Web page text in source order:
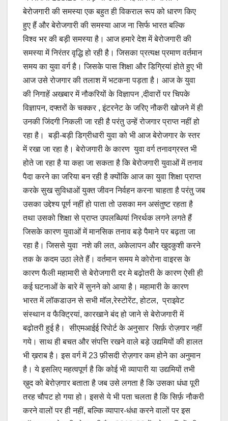
बेरोजगारी की समस्या एक बहुत ही विकराल रूप को धारण किए
हुए हैं और बेरोजगारी की समस्या आज ना सिर्फ भारत बल्कि
विश्व भर की बड़ी समस्या है। आज हमारे देश में बेरोजगारी की
समस्या में निरंतर वृद्धि हो रही है। जिसका प्रत्यक्ष प्रमाण वर्तमान
समय का युवा वर्ग है। जिसके पास शिक्षा और डिग्रियां होते हुए भी
आज उसे रोजगार की तलाश में भटकना पड़ता है। आज के युवा
की निगाहें अखबार में नौकरियों के विज्ञापन ,दीवारों पर चिपके
विज्ञापन, दफ्तरों के चक्कर , इंटरनेट के जरिए नौकरी खोजने में ही
उनकी जिंदगी निकली जा रही है परंतु उन्हें रोजगार प्राप्त नहीं हो
रहा है। बड़ी-बड़ी डिग्रीधारी युवा को भी आज बेरोजगार के स्तर
में रखा जा रहा है। बेरोजगारी के कारण युवा वर्ग तनावग्रस्त भी
होते जा रहा है या कहा जा सकता है कि बेरोजगारी युवाओं में तनाव
पैदा करने का जरिया बन रही है क्योंकि आज का युवा शिक्षा प्राप्त
करके सुख सुविधाओं युक्त जीवन निर्वहन करना चाहता है परंतु जब
उसका उद्देश्य पूर्ण नहीं हो पाता तो उसका मन असंतुष्ट रहता है
तथा उसको शिक्षा से प्राप्त उपलब्धियां निरर्थक लगने लगते हैं
जिसके कारण युवाओं में मानसिक तनाव बड़े पैमाने पर बढ़ता जा
रहा है। जिससे युवा नशे की लत, अकेलापन और खुदकुशी करने
तक के कदम उठा लेते हैं। वर्तमान समय मे कोरोना वाइरस के
कारण फैली महामारी से बेरोजगारी दर मे बढ़ोतरी के कारण ऐसी ही
कई घटनाओं के बारे में सुनने को आया है। महामारी के कारण
भारत में लॉकडाउन से सभी मॉल,रेस्टोरेंट, होटल, प्राइवेट
संस्थान व फैक्ट्रियां, कारखाने बंद हो जाने से बेरोजगारी में
बढ़ोतरी हुई है। सीएमआईई रिपोर्ट के अनुसार सिर्फ़ रोज़गार नहीं
गये। साथ ही बचत और संपत्ति रखने वाले बड़े उद्यमियों की हालत
भी ख़राब है। इस वर्ग में 23 फ़ीसदी रोज़गार कम होने का अनुमान
है। ये इसलिए महत्वपूर्ण है कि कोई भी व्यापारी या उद्यमियों तभी
ख़ुद को बेरोज़गार बताता है जब उसे लगता है कि उसका धंधा पूरी
तरह चौपट हो गया हो। इससे ये भी पता चलता है कि सिर्फ़ नौकरी
करने वालों पर ही नहीं, बल्कि व्यापार-धंधा करने वालों पर इस